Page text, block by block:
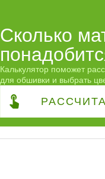
Сколько
Калькулятор поможет
для обшивки и выбрать